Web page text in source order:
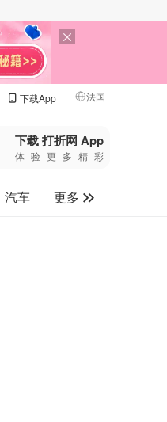
下载App 法国
🇺🇸美国
🇨🇳中国
🇨🇦加拿大
下载 打折网 App
体验更多精彩
汽车
更多